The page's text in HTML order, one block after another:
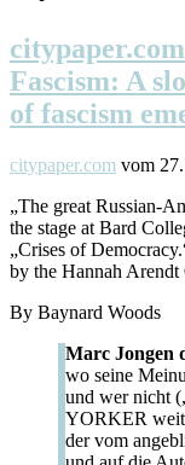
Fascism: A
of fascism
citypaper.com vom
„The great Russian-
the stage at Bard
„Crises of
by the Hannah Arendt
By Baynard Woods
Marc Jongen
wo seine
und wer nicht
YORKER
der vom